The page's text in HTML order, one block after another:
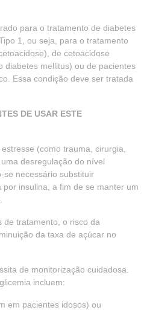
para o tratamento de diabetes
1, ou seja, para o tratamento
de cetoacidose
diabetes mellitus) ou de pacientes
Essa condição deve ser tratada
DE USAR ESTE
(como trauma, cirurgia,
desregulação do nível
se necessário substituir
insulina, a fim de se manter um
de tratamento, o risco da
da taxa de açúcar no
de monitorização cuidadosa.
incluem:
em pacientes idosos) ou